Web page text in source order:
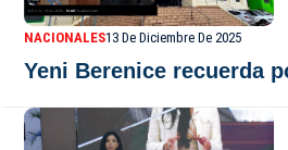
NACIONALES13 De Diciembre De 2025
Yeni Berenice recuerda